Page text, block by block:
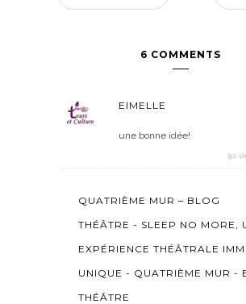
6 COMMENTS
EIMELLE
une bonne idée!
30/
QUATRIÈME MUR – BLOG
THÉÂTRE - SLEEP NO MORE,
EXPÉRIENCE THÉÂTRALE
UNIQUE - QUATRIÈME MUR -
THÉÂTRE